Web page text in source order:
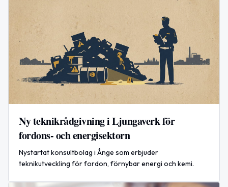
Ny teknikrådgivning i Ljungaverk för
fordons- och energisektorn
Nystartat konsultbolag i Ånge som erbjuder
teknikutveckling för fordon, förnybar energi och kemi.